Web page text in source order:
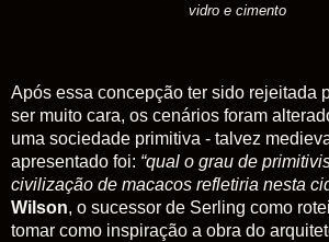
vidro e cimento
Após essa concepção ter sido rejeitada
ser muito cara, os cenários foram
uma sociedade primitiva - talvez
apresentado foi: “qual o grau de
civilização de macacos refletiria nesta
Wilson, o sucessor de Serling como
tomar como inspiração a obra do